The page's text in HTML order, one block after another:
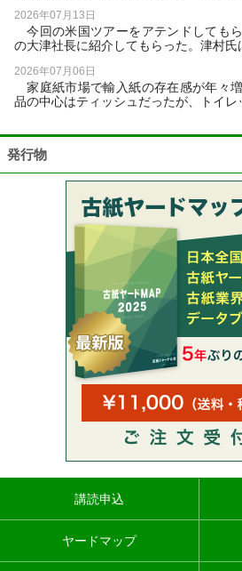
2026年07月13日
今回の米国ツアーをアテンドしても
の大津社長に紹介してもらった。津村
2026年07月06日
家庭紙市場で輸入紙の存在感が年々
品の中心はティッシュだったが、トイ
発行物
講読申込
ヤードマップ